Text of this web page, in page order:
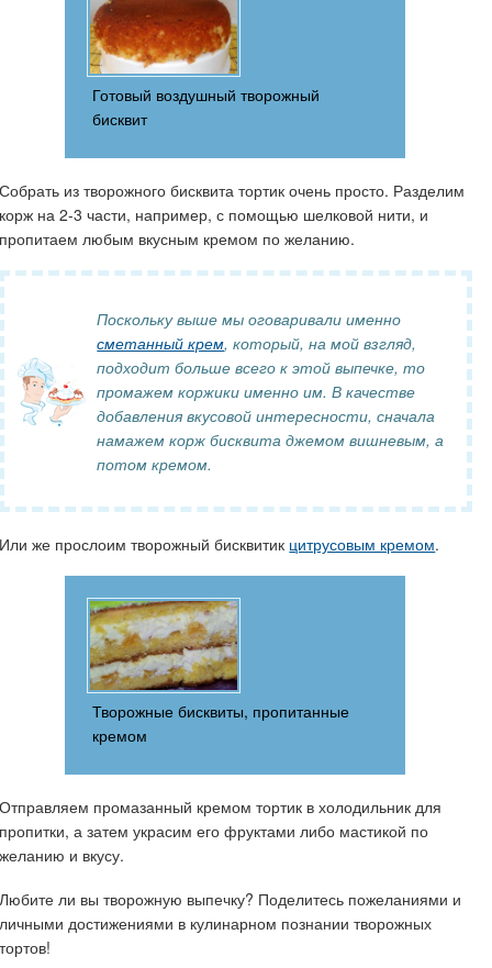
Готовый воздушный творожный
бисквит
Собрать из творожного бисквита тортик очень просто. Разделим
корж на 2-3 части, например, с помощью шелковой нити, и
пропитаем любым вкусным кремом по желанию.
Поскольку выше мы оговаривали именно
сметанный крем, который, на мой взгляд,
подходит больше всего к этой выпечке, то
промажем коржики именно им. В качестве
добавления вкусовой интересности, сначала
намажем корж бисквита джемом вишневым, а
потом кремом.
Или же прослоим творожный бисквитик цитрусовым кремом.
Творожные бисквиты, пропитанные
кремом
Отправляем промазанный кремом тортик в холодильник для
пропитки, а затем украсим его фруктами либо мастикой по
желанию и вкусу.
Любите ли вы творожную выпечку? Поделитесь пожеланиями и
личными достижениями в кулинарном познании творожных
тортов!